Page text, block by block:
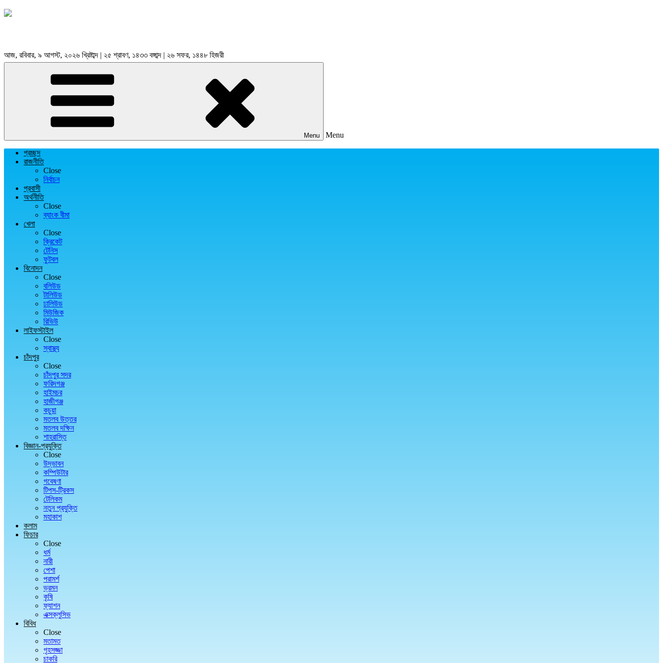
আজ, রবিবার, ৯ আগস্ট, ২০২৬ খ্রিষ্টাব্দ | ২৫ শ্রাবণ, ১৪৩৩ বঙ্গাব্দ | ২৬ সফর, ১৪৪৮ হিজরী
Menu Menu
প্রচ্ছদ
রাজনীতি
Close
নির্বাচন
প্রবাসী
অর্থনীতি
Close
ব্যাংক বীমা
খেলা
Close
ক্রিকেট
টেনিস
ফুটবল
বিনোদন
Close
বলিউড
টালিউড
ঢালিউড
মিউজিক
রিভিউ
লাইফস্টাইল
Close
স্বাস্থ্য
চাঁদপুর
Close
চাঁদপুর সদর
ফরিদগঞ্জ
হাইমচর
হাজীগঞ্জ
কচুয়া
মতলব উত্তর
মতলব দক্ষিন
শাহরাস্তি
বিজ্ঞান-প্রযুক্তি
Close
উদ্ভাবন
কম্পিউটার
গবেষণা
টিপস-ট্রিকস
টেলিকম
নতুন প্রযুক্তি
মহাকাশ
কলাম
ফিচার
Close
ধর্ম
নারী
পেশা
পরামর্শ
ভ্রমন
কৃষি
ফ্যাশন
এক্সক্লুসিভ
বিবিধ
Close
মতামত
গৃহসজ্জা
চাকরি